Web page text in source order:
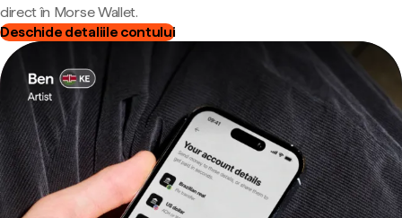
direct în Morse Wallet.
Deschide detaliile contului